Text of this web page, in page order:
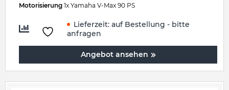
Motorisierung 1x Yamaha V-Max 90 PS
Lieferzeit: auf Bestellung - bitte
anfragen
Angebot ansehen